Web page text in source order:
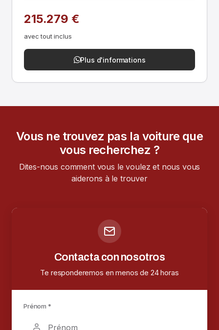
215.279 €
avec tout inclus
Plus d'informations
Vous ne trouvez pas la voiture que
vous recherchez ?
Dites-nous comment vous le voulez et nous vous
aiderons à le trouver
Contacta con nosotros
Te responderemos en menos de 24 horas
Prénom *